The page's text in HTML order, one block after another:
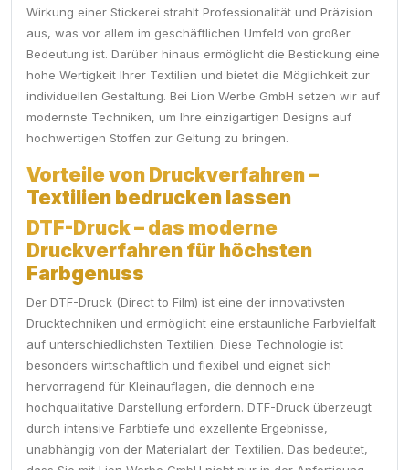
Wirkung einer Stickerei strahlt Professionalität und Präzision
aus, was vor allem im geschäftlichen Umfeld von großer
Bedeutung ist. Darüber hinaus ermöglicht die Bestickung eine
hohe Wertigkeit Ihrer Textilien und bietet die Möglichkeit zur
individuellen Gestaltung. Bei Lion Werbe GmbH setzen wir auf
modernste Techniken, um Ihre einzigartigen Designs auf
hochwertigen Stoffen zur Geltung zu bringen.
Vorteile von Druckverfahren –
Textilien bedrucken lassen
DTF-Druck – das moderne
Druckverfahren für höchsten
Farbgenuss
Der DTF-Druck (Direct to Film) ist eine der innovativsten
Drucktechniken und ermöglicht eine erstaunliche Farbvielfalt
auf unterschiedlichsten Textilien. Diese Technologie ist
besonders wirtschaftlich und flexibel und eignet sich
hervorragend für Kleinauflagen, die dennoch eine
hochqualitative Darstellung erfordern. DTF-Druck überzeugt
durch intensive Farbtiefe und exzellente Ergebnisse,
unabhängig von der Materialart der Textilien. Das bedeutet,